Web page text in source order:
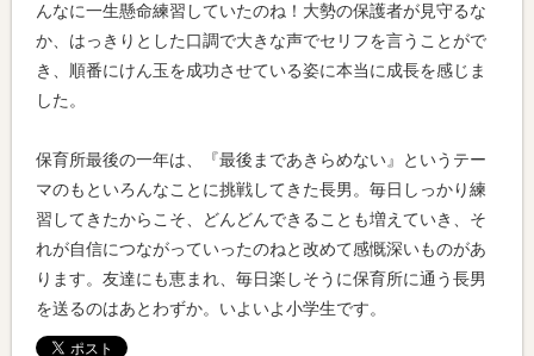
んなに一生懸命練習していたのね！大勢の保護者が見守るな
か、はっきりとした口調で大きな声でセリフを言うことがで
き、順番にけん玉を成功させている姿に本当に成長を感じま
した。
保育所最後の一年は、『最後まであきらめない』というテー
マのもといろんなことに挑戦してきた長男。毎日しっかり練
習してきたからこそ、どんどんできることも増えていき、そ
れが自信につながっていったのねと改めて感慨深いものがあ
ります。友達にも恵まれ、毎日楽しそうに保育所に通う長男
を送るのはあとわずか。いよいよ小学生です。